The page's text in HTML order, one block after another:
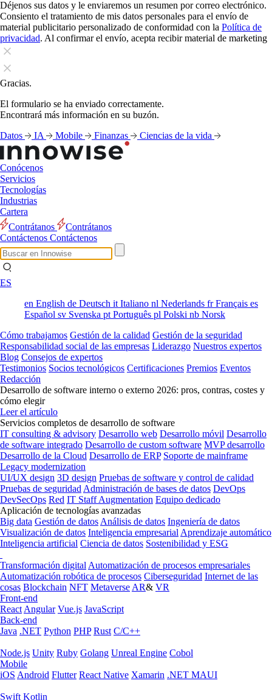
Déjenos sus datos y le enviaremos un resumen por correo electrónico.
Consiento el tratamiento de mis datos personales para el envío de
material publicitario personalizado de conformidad con la Política de
privacidad. Al confirmar el envío, acepta recibir material de marketing
Gracias.
El formulario se ha enviado correctamente.
Encontrará más información en su buzón.
Datos
IA Mobile Finanzas Ciencias de la vida
Conócenos
Servicios
Tecnologías
Industrias
Cartera
Contrátanos
Contrátanos
Contáctenos Contáctenos
ES
en English de Deutsch it Italiano nl Nederlands frFrançais es
Español sv Svenska pt Português pl Polski nb Norsk
Cómo trabajamos Gestión de la calidad Gestión de la seguridad
Responsabilidad social de las empresas Liderazgo Nuestros expertos
Blog Consejos de expertos
Testimonios Socios tecnológicos Certificaciones Premios Eventos
Redacción
Desarrollo de software interno o externo 2026: pros, contras, costes y
cómo elegir
Leer el artículo
Servicios completos de desarrollo de software
IT consulting & advisory Desarrollo web Desarrollo móvil Desarrollo
de software integrado Desarrollo de custom software MVP desarrollo
Desarrollo de la Cloud Desarrollo de ERP Soporte de mainframe
Legacy modernization
UI/UX design 3D design Pruebas de software y control de calidad
Pruebas de seguridad Administración de bases de datos DevOps
DevSecOps Red IT Staff Augmentation Equipo dedicado
Aplicación de tecnologías avanzadas
Big data Gestión de datos Análisis de datos Ingeniería de datos
Visualización de datos Inteligencia empresarial Aprendizaje automático
Inteligencia artificial Ciencia de datos Sostenibilidad y ESG
Transformación digital Automatización de procesos empresariales
Automatización robótica de procesos Ciberseguridad Internet de las
cosas Blockchain NFT Metaverse AR& VR
Front-end
React Angular Vue.js JavaScript
Back-end
Java .NET Python PHP Rust C/C++
Node.js Unity Ruby Golang Unreal Engine Cobol
Mobile
iOS Android Flutter React Native Xamarin .NET MAUI
Swift Kotlin